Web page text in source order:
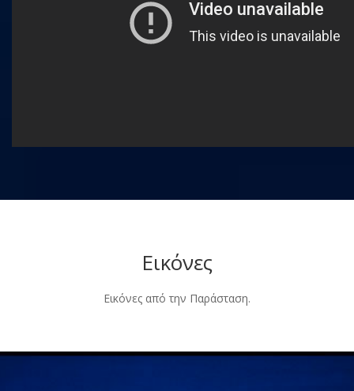
Εικόνες
Εικόνες από την Παράσταση.